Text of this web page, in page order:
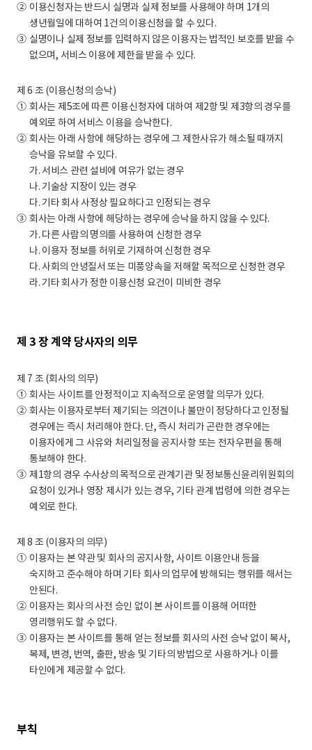
② 이용신청자는 반드시 실명과 실제 정보를 사용해야 하며 1개의
생년월일에 대하여 1건의 이용신청을 할 수 있다.
③ 실명이나 실제 정보를 입력하지 않은 이용자는 법적인 보호를 받을 수
없으며, 서비스 이용에 제한을 받을 수 있다.
제 6 조 (이용신청의 승낙)
① 회사는 제5조에 따른 이용신청자에 대하여 제2항 및 제3항의 경우를
예외로 하여 서비스 이용을 승낙한다.
② 회사는 아래 사항에 해당하는 경우에 그 제한사유가 해소될 때까지
승낙을 유보할 수 있다.
가. 서비스 관련 설비에 여유가 없는 경우
나.기술상 지장이 있는 경우
다.기타 회사 사정상 필요하다고 인정되는 경우
③ 회사는 아래 사항에 해당하는 경우에 승낙을 하지 않을 수 있다.
가. 다른 사람의 명의를 사용하여 신청한 경우
나. 이용자 정보를 허위로 기재하여 신청한 경우
다.사회의 안녕질서 또는 미풍양속을 저해할 목적으로 신청한 경우
라.기타 회사가 정한 이용신청 요건이 미비한 경우
제 3 장 계약 당사자의 의무
제 7 조 (회사의 의무)
① 회사는 사이트를 안정적이고 지속적으로 운영할 의무가 있다.
② 회사는 이용자로부터 제기되는 의견이나 불만이 정당하다고 인정될
경우에는 즉시 처리해야 한다. 단, 즉시 처리가 곤란한 경우에는
이용자에게 그 사유와 처리일정을 공지사항 또는 전자우편을 통해
통보해야 한다.
③ 제1항의 경우 수사상의 목적으로 관계기관 및 정보통신윤리위원회의
요청이 있거나 영장 제시가 있는 경우, 기타 관계 법령에 의한 경우는
예외로 한다.
제 8 조 (이용자의 의무)
① 이용자는 본 약관 및 회사의 공지사항, 사이트 이용안내 등을
숙지하고 준수해야 하며 기타 회사의 업무에 방해되는 행위를 해서는
안된다.
② 이용자는 회사의 사전 승인 없이 본 사이트를 이용해 어떠한
영리행위도 할 수 없다.
③ 이용자는 본 사이트를 통해 얻는 정보를 회사의 사전 승낙 없이 복사,
복제, 변경, 번역, 출판, 방송 및 기타의 방법으로 사용하거나 이를
타인에게 제공할 수 없다.
부칙